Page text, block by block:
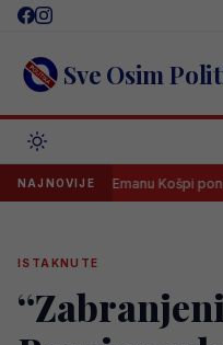
Skip
content Sve Osim
NAJNOVIJE
Sreća je Emanu Košpi ponovo
ISTAKNUTE